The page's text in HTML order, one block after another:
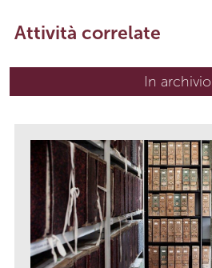
Attività correlate
In archivio